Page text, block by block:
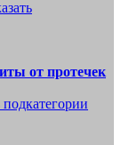
от протечек
подкатегории